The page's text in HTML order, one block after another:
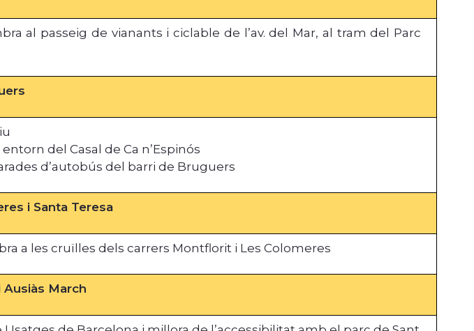
al passeig de vianants i ciclable de l’av. del Mar, al tram del Parc
del Casal de Ca n’Espinós
d’autobús del barri de Bruguers
i Santa Teresa
a les cruïlles dels carrers Montflorit i Les Colomeres
Ausiàs March